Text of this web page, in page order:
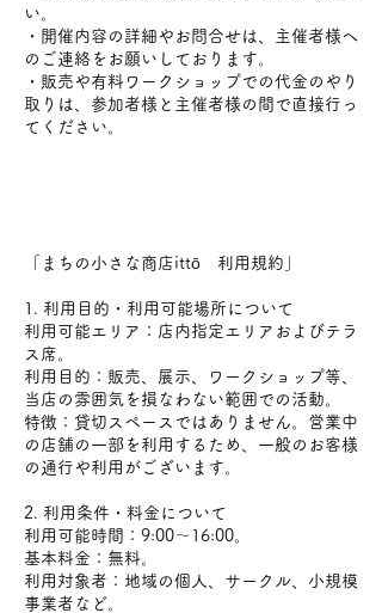
い。
・開催内容の詳細やお問合せは、主催者様へ
のご連絡をお願いしております。
・販売や有料ワークショップでの代金のやり
取りは、参加者様と主催者様の間で直接行っ
てください。
「まちの小さな商店ittō 利用規約」
1. 利用目的・利用可能場所について
利用可能エリア：店内指定エリアおよびテラ
ス席。
利用目的：販売、展示、ワークショップ等、
当店の雰囲気を損なわない範囲での活動。
特徴：貸切スペースではありません。営業中
の店舗の一部を利用するため、一般のお客様
の通行や利用がございます。
2. 利用条件・料金について
利用可能時間：9:00〜16:00。
基本料金：無料。
利用対象者：地域の個人、サークル、小規模
事業者など。